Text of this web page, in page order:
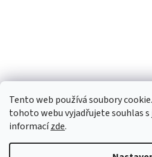
Tento web používá soubory
tohoto webu vyjadřujete souhlas s
informacízde.